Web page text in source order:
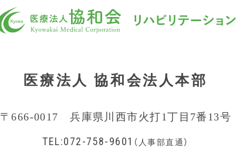
医療法人 協和会法人本部
〒666-0017 兵庫県川西市火打1丁目7番13号
TEL:072-758-9601 （人事部直通）